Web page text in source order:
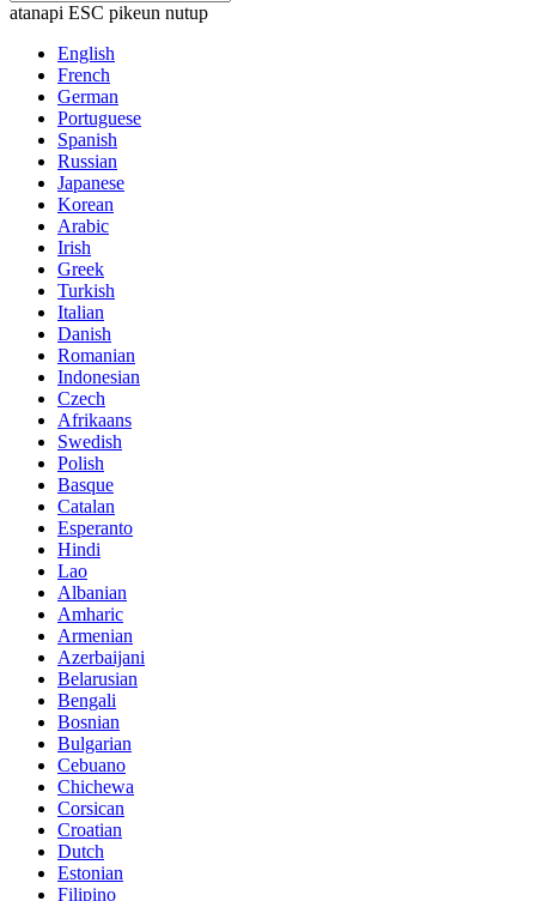
atanapi ESC pikeun nutup
English
French
German
Portuguese
Spanish
Russian
Japanese
Korean
Arabic
Irish
Greek
Turkish
Italian
Danish
Romanian
Indonesian
Czech
Afrikaans
Swedish
Polish
Basque
Catalan
Esperanto
Hindi
Lao
Albanian
Amharic
Armenian
Azerbaijani
Belarusian
Bengali
Bosnian
Bulgarian
Cebuano
Chichewa
Corsican
Croatian
Dutch
Estonian
Filipino